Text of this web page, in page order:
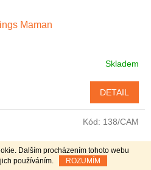
Dalším procházením tohoto webu
používáním.
ROZUMÍM
Maman
Skladem
DETAIL
Kód: 138/CAM